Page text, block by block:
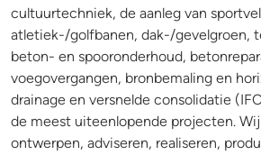
cultuurtechniek, de aanleg van
atletiek-/golfbanen, dak-/gevelgroen,
beton- en spooronderhoud,
voegovergangen, bronbemaling en
drainage en versnelde consolidatie
de meest uiteenlopende projecten.
ontwerpen, adviseren, realiseren,